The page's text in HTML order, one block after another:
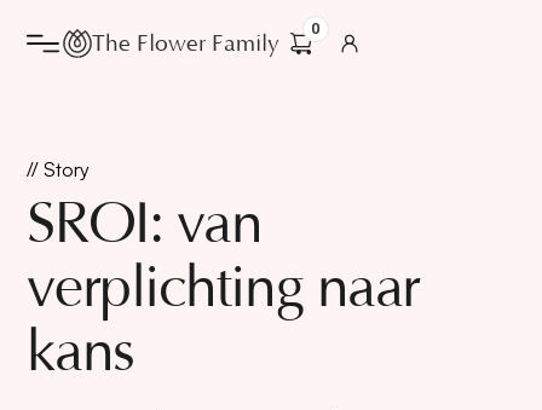
The Flower Family
0
// Story
SROI: van
verplichting naar
kans